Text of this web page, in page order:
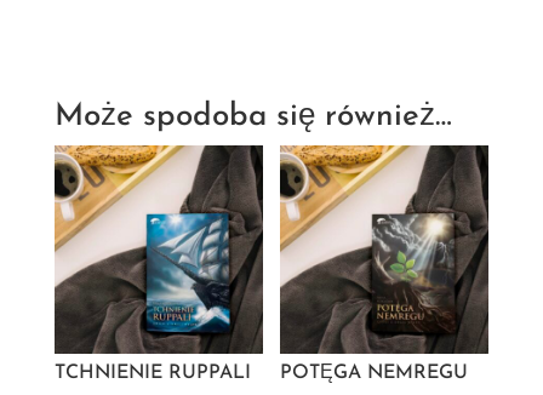
Może spodoba się również…
TCHNIENIE RUPPALI POTĘGA NEMREGU